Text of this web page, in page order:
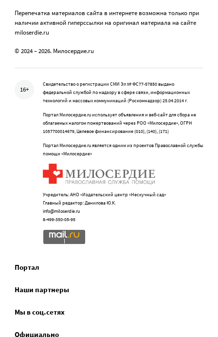
Перепечатка материалов сайта в интернете возможна только при
наличии активной гиперссылки на оригинал материала на сайте
miloserdie.ru
© 2024 – 2026. Милосердие.ru
16+
Свидетельство о регистрации СМИ Эл № ФС77-57850 выдано
федеральной службой по надзору в сфере связи, информационных
технологий и массовых коммуникаций (Роскомнадзор) 25.04.2014 г.
Портал Милосердие.ru использует объявления и веб-сайт для сбора не
облагаемых налогом пожертвований через РОО «Милосердие», ОГРН
1057700014679, Целевое финансирование (010), (140), (171)
Портал Милосердие.ru является одним из проектов Православной службы
помощи «Милосердие»
Учредитель: АНО «Издательский центр «Нескучный сад»
Главный редактор: Данилова Ю.К.
info@miloserdie.ru
8-499-350-05-95
Портал
Наши партнеры
Мы в соц.сетях
Официально